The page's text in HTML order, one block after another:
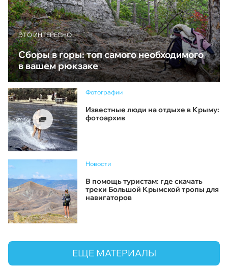
ЭТО ИНТЕРЕСНО
Сборы в горы: топ самого необходимого
в вашем рюкзаке
Фотографии
Известные люди на отдыхе в Крыму:
фотоархив
Новости
В помощь туристам: где скачать
треки Большой Крымской тропы для
навигаторов
ЕЩЕ МАТЕРИАЛЫ